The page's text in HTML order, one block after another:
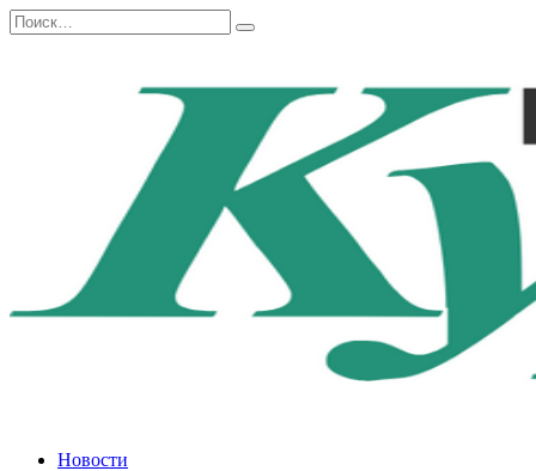
Перейти
к
Search
for:
Новости